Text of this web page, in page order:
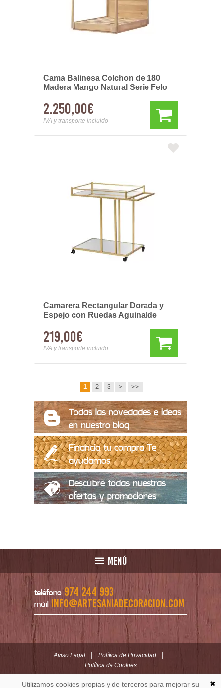
Cama Balinesa Colchon de 180
Madera Mango Natural Serie Felo
2.250,00€
IVA y transporte incluido
Camarera Rectangular Dorada y
Espejo con Ruedas Aguinalde
219,00€
IVA y transporte incluido
1 2 3 > >>
Todas las novedades e ideas
en nuestro blog
Financia tu compra Te
ayudamos
Descubre todas nuestras
ofertas y promociones
MENÚ
teléfono 974 244 993
mail info@artesaniadecoracion.com
Aviso Legal | Política de Privacidad |
Política de Cookies
ARTESANÍAYDECORACION.COM ✖
Utilizamos cookies propias y de terceros para mejorar su